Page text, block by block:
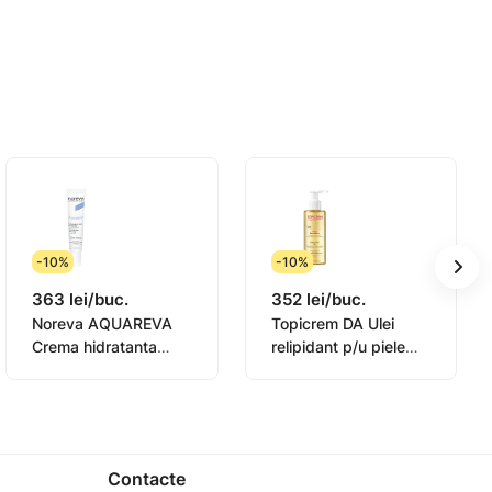
celulară și menține vitalitatea pielii.
elasticității pielii.
-10%
363 lei/buc.
Noreva AQUAREVA
Crema hidratanta
-10%
352 lei/buc.
Topicrem DA Ulei
relipidant p/u piele
Contacte